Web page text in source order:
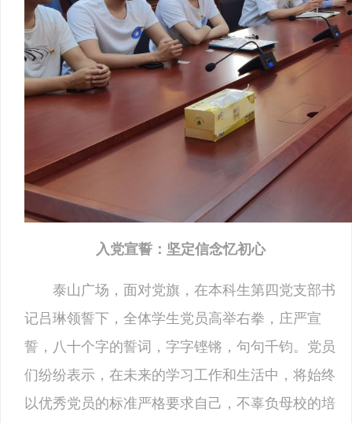
入党宣誓：坚定信念忆初心
泰山广场，面对党旗，在本科生第四党支部书
记吕琳领誓下，全体学生党员高举右拳，庄严宣
誓，八十个字的誓词，字字铿锵，句句千钧。党员
们纷纷表示，在未来的学习工作和生活中，将始终
以优秀党员的标准严格要求自己，不辜负母校的培